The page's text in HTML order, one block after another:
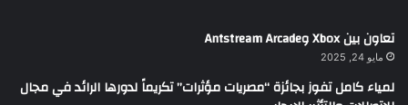
تعاون بين Xbox وAntstream Arcade
مايو 24, 2025
لمياء كامل تفوز بجائزة “مصريات مؤثرات” تكريماً لدورها الرائد في مجال